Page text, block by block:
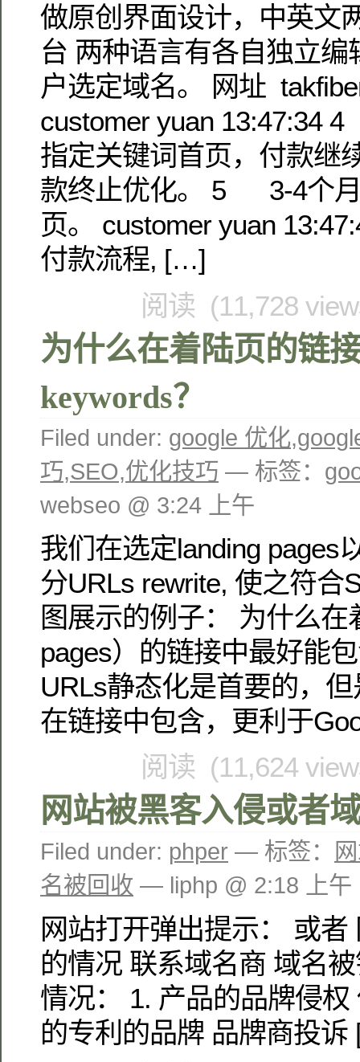
做原创界面设计，中英文
台 两种语言有各自独立编
户选定域名。 网址
customer yuan 13:47:34
指定关键词首页，付款继
款终止优化。 5 3-4个
页。 customer yuan
付款流程, […]
阅读 (11,728
为什么在着陆页的链
keywords？
Filed under: google 优化,
巧,SEO,优化技巧 — 标签：
webseo @ 3:24 上午
我们在选定landing pages
分URLs rewrite, 使之符合
图展示的例子： 为什么在
pages）的链接中最好能
URLs静态化是首要的，
在链接中包含，更利于
阅读 (11,624
网站被黑客入侵或者
Filed under: phper — 标签：
名被回收 — liphp @ 2:18 上午
网站打开弹出提示： 或者
的情况 联系域名商 域名
情况： 1. 产品的品牌侵
的专利的品牌 品牌商投